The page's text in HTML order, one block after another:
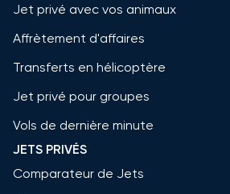
Jet privé avec vos animaux
Affrètement d'affaires
Transferts en hélicoptère
Jet privé pour groupes
Vols de dernière minute
JETS PRIVÉS
Comparateur de Jets